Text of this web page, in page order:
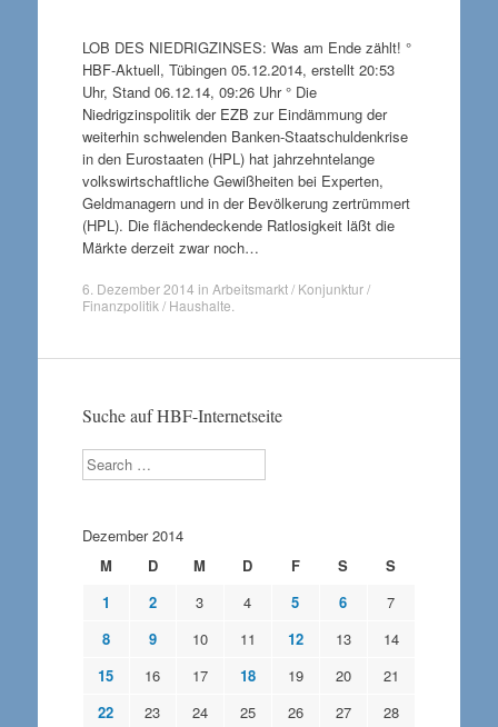
LOB DES NIEDRIGZINSES: Was am Ende zählt! °
HBF-Aktuell, Tübingen 05.12.2014, erstellt 20:53
Uhr, Stand 06.12.14, 09:26 Uhr ° Die
Niedrigzinspolitik der EZB zur Eindämmung der
weiterhin schwelenden Banken-Staatschuldenkrise
in den Eurostaaten (HPL) hat jahrzehntelange
volkswirtschaftliche Gewißheiten bei Experten,
Geldmanagern und in der Bevölkerung zertrümmert
(HPL). Die flächendeckende Ratlosigkeit läßt die
Märkte derzeit zwar noch…
6. Dezember 2014 in Arbeitsmarkt / Konjunktur /
Finanzpolitik / Haushalte
Suche auf HBF-Internetseite
Search
Dezember 2014
M
D M D F S
S
1
2 3 4 5 6
7
8
9 10 11 12 13
14
15
16 17 18 19 20
21
22
23 24 25 26 27
28